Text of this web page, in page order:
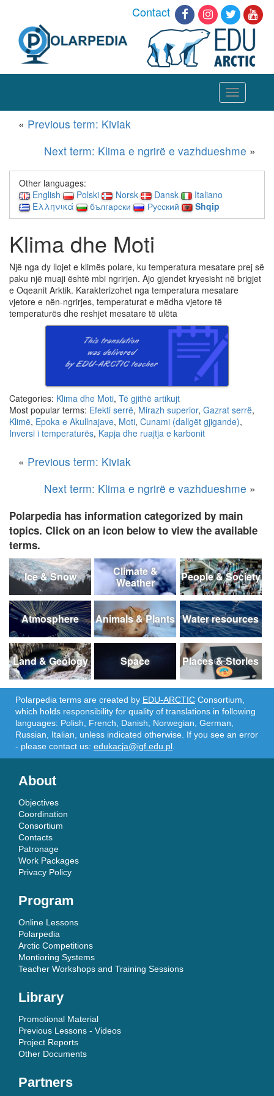
Contact
Toggle
navigation
« Previous term: Kiviak
Next term: Klima e ngrirë e vazhdueshme »
Other languages:
English
Polski Norsk Dansk
Italiano
Ελληνικά
български Русский Shqip
Klima dhe Moti
Një nga dy llojet e klimës polare, ku temperatura mesatare prej së
paku një muaji është mbi ngrirjen. Ajo gjendet kryesisht në brigjet
e Oqeanit Arktik. Karakterizohet nga temperatura mesatare
vjetore e nën-ngrirjes, temperaturat e mëdha vjetore të
temperaturës dhe reshjet mesatare të ulëta
Categories: Klima dhe Moti, Të gjithë artikujt
Most popular terms: Efekti serrë, Mirazh superior, Gazrat serrë,
Klimë, Epoka e Akullnajave, Moti, Cunami (dallgët gjigande),
Inversi i temperaturës, Kapja dhe ruajtja e karbonit
« Previous term: Kiviak
Next term: Klima e ngrirë e vazhdueshme »
Polarpedia has information categorized by main
topics. Click on an icon below to view the available
terms.
Ice & Snow
Climate &
Weather
People & Society
Atmosphere Animals & Plants Water resources
Land & Geology Space Places & Stories
Polarpedia terms are created by EDU-ARCTIC Consortium,
which holds responsibility for quality of translations in following
languages: Polish, French, Danish, Norwegian, German,
Russian, Italian, unless indicated otherwise. If you see an error
- please contact us: edukacja@igf.edu.pl
About
Objectives
Coordination
Consortium
Contacts
Patronage
Work Packages
Privacy Policy
Program
Online Lessons
Polarpedia
Arctic Competitions
Montioring Systems
Teacher Workshops and Training Sessions
Library
Promotional Material
Previous Lessons - Videos
Project Reports
Other Documents
Partners